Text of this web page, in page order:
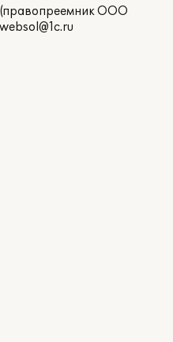
(правопреемник ООО
websol@1c.ru